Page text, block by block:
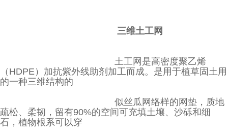
三维土工网
土工网是高密度聚乙烯
（HDPE）加抗紫外线助剂加工而成。是用于植草固土用
的一种三维结构的
似丝瓜网络样的网垫，质地
疏松、柔韧，留有90%的空间可充填土壤、沙砾和细
石，植物根系可以穿